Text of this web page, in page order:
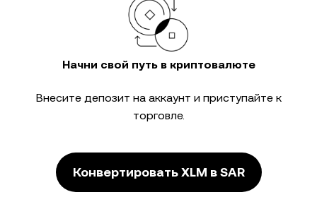
Начни свой путь в криптовалюте
Внесите депозит на аккаунт и приступайте к
торговле.
Конвертировать XLM в SAR